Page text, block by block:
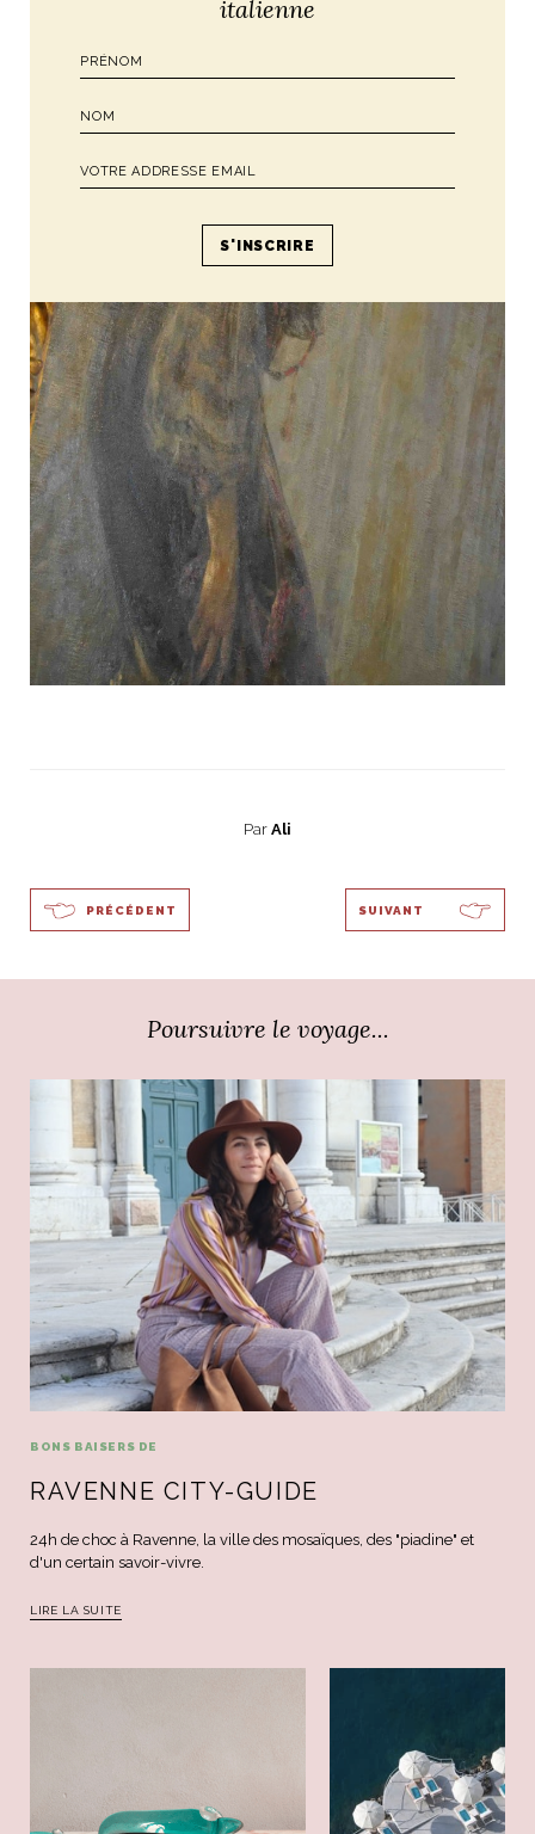
Par Ali
PRÉCÉDENT SUIVANT
Poursuivre le voyage...
BONS BAISERS DE
RAVENNE CITY-GUIDE
24h de choc à Ravenne, la ville des mosaïques, des "piadine" et
d'un certain savoir-vivre.
LIRE LA SUITE
italienne